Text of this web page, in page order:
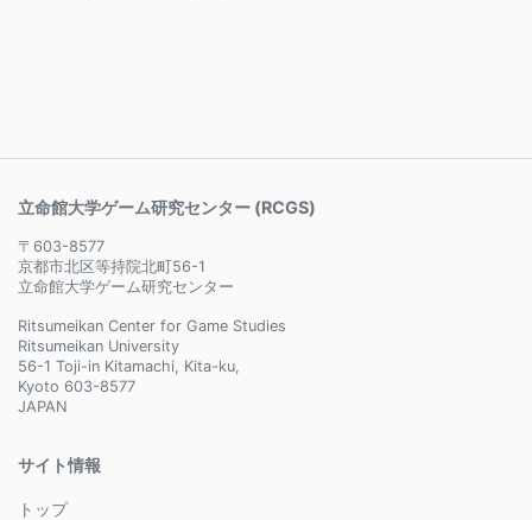
立命館大学ゲーム研究センター (RCGS)
〒603-8577
京都市北区等持院北町56-1
立命館大学ゲーム研究センター
Ritsumeikan Center for Game Studies
Ritsumeikan University
56-1 Toji-in Kitamachi, Kita-ku,
Kyoto 603-8577
JAPAN
サイト情報
トップ